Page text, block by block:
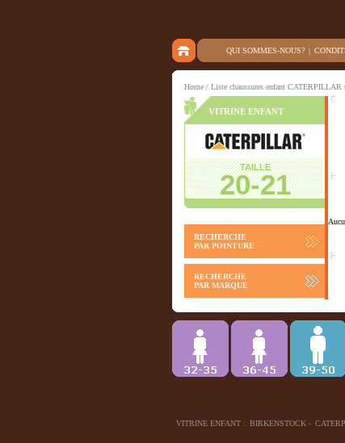
QUI SOMMES-NOUS? |
Home / Liste chaussures enfant CATERPILLAR
VITRINE ENFANT
TAILLE
20-21
RECHERCHE
PAR POINTURE
RECHERCHE
PAR MARQUE
VITRINE ENFANT : BIRKENSTOCK -